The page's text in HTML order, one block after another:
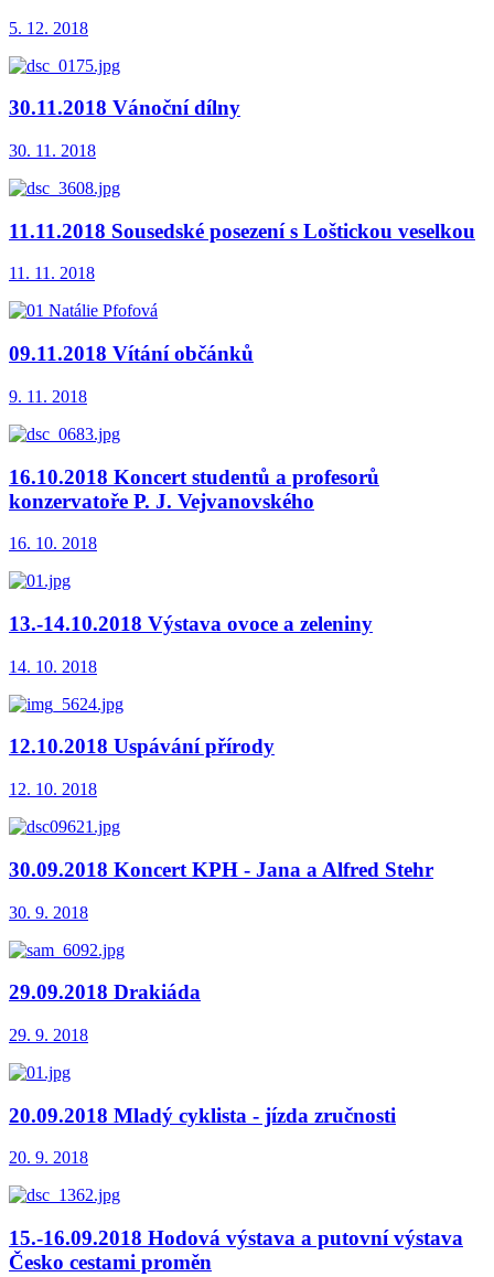
5. 12. 2018
30.11.2018 Vánoční dílny
30. 11. 2018
11.11.2018 Sousedské posezení s Loštickou veselkou
11. 11. 2018
09.11.2018 Vítání občánků
9. 11. 2018
16.10.2018 Koncert studentů a profesorů
konzervatoře P. J. Vejvanovského
16. 10. 2018
13.-14.10.2018 Výstava ovoce a zeleniny
14. 10. 2018
12.10.2018 Uspávání přírody
12. 10. 2018
30.09.2018 Koncert KPH - Jana a Alfred Stehr
30. 9. 2018
29.09.2018 Drakiáda
29. 9. 2018
20.09.2018 Mladý cyklista - jízda zručnosti
20. 9. 2018
15.-16.09.2018 Hodová výstava a putovní výstava
Česko cestami proměn